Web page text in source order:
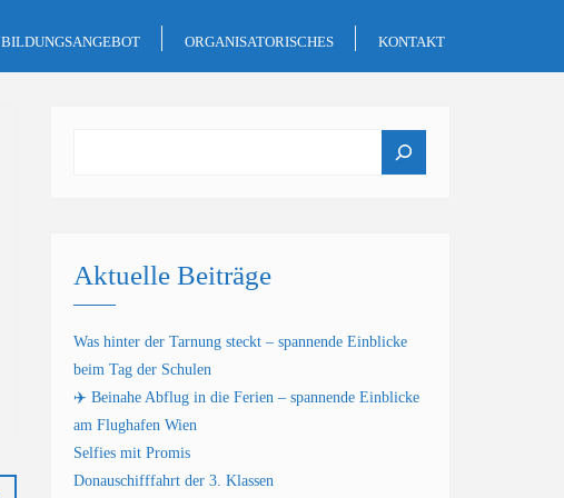
BILDUNGSANGEBOT ORGANISATORISCHES KONTAKT
Aktuelle Beiträge
Was hinter der Tarnung steckt – spannende Einblicke
beim Tag der Schulen
✈️ Beinahe Abflug in die Ferien – spannende Einblicke
am Flughafen Wien
Selfies mit Promis
Donauschifffahrt der 3. Klassen